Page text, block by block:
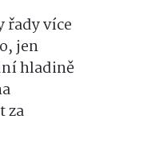
řady více
jen
hladině
za